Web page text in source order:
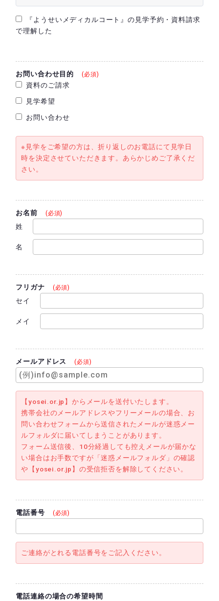
『ようせいメディカルコート』の見学予約・資料請求
で理解した
お問い合わせ目的 (必須)
資料のご請求
見学希望
お問い合わせ
※見学をご希望の方は、折り返しのお電話にて見学日
時を決定させていただきます。あらかじめご了承くだ
さい。
お名前 (必須)
姓
名
フリガナ (必須)
セイ
メイ
メールアドレス (必須)
【yosei.or.jp】からメールを送付いたします。
携帯会社のメールアドレスやフリーメールの場合、お
問い合わせフォームから送信されたメールが迷惑メー
ルフォルダに届いてしまうことがあります。
フォーム送信後、10分経過しても控えメールが届かな
い場合はお手数ですが「迷惑メールフォルダ」の確認
や【yosei.or.jp】の受信拒否を解除してください。
電話番号 (必須)
ご連絡がとれる電話番号をご記入ください。
電話連絡の場合の希望時間